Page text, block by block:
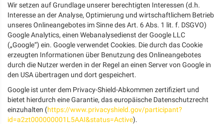
Wir setzen auf Grundlage unserer berechtigten Interessen (d.h.
Interesse an der Analyse, Optimierung und wirtschaftlichem Betrieb
unseres Onlineangebotes im Sinne des Art. 6 Abs. 1 lit. f. DSGVO)
Google Analytics, einen Webanalysedienst der Google LLC
(„Google“) ein. Google verwendet Cookies. Die durch das Cookie
erzeugten Informationen über Benutzung des Onlineangebotes
durch die Nutzer werden in der Regel an einen Server von Google in
den USA übertragen und dort gespeichert.
Google ist unter dem Privacy-Shield-Abkommen zertifiziert und
bietet hierdurch eine Garantie, das europäische Datenschutzrecht
einzuhalten (https://www.privacyshield.gov/participant?
id=a2zt000000001L5AAI&status=Active).